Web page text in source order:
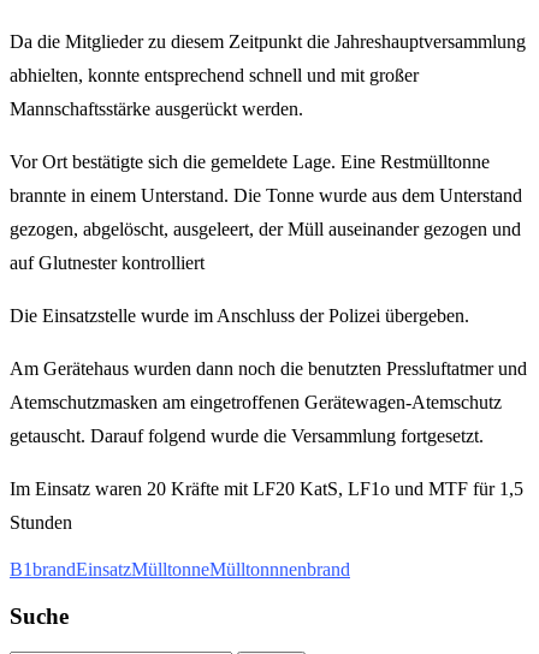
Da die Mitglieder zu diesem Zeitpunkt die Jahreshauptversammlung
abhielten, konnte entsprechend schnell und mit großer
Mannschaftsstärke ausgerückt werden.
Vor Ort bestätigte sich die gemeldete Lage. Eine Restmülltonne
brannte in einem Unterstand. Die Tonne wurde aus dem Unterstand
gezogen, abgelöscht, ausgeleert, der Müll auseinander gezogen und
auf Glutnester kontrolliert
Die Einsatzstelle wurde im Anschluss der Polizei übergeben.
Am Gerätehaus wurden dann noch die benutzten Pressluftatmer und
Atemschutzmasken am eingetroffenen Gerätewagen-Atemschutz
getauscht. Darauf folgend wurde die Versammlung fortgesetzt.
Im Einsatz waren 20 Kräfte mit LF20 KatS, LF1o und MTF für 1,5
Stunden
B1brandEinsatzMülltonneMülltonnnenbrand
Suche